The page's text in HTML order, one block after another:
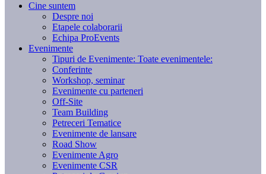
Cine suntem
Despre noi
Etapele colaborarii
Echipa ProEvents
Evenimente
Tipuri de Evenimente: Toate evenimentele:
Conferinte
Workshop, seminar
Evenimente cu parteneri
Off-Site
Team Building
Petreceri Tematice
Evenimente de lansare
Road Show
Evenimente Agro
Evenimente CSR